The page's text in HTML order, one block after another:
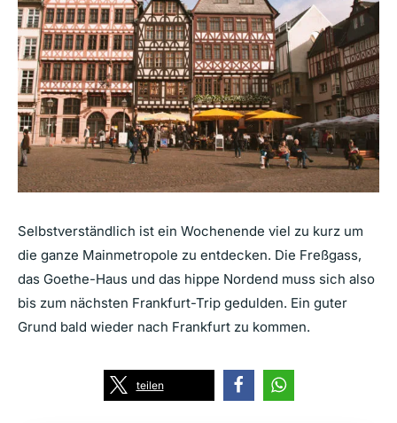
Selbstverständlich ist ein Wochenende viel zu kurz um
die ganze Mainmetropole zu entdecken. Die Freßgass,
das Goethe-Haus und das hippe Nordend muss sich also
bis zum nächsten Frankfurt-Trip gedulden. Ein guter
Grund bald wieder nach Frankfurt zu kommen.
teilen